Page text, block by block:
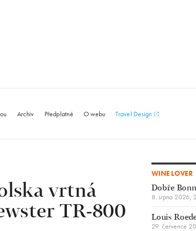
Archiv Předplatné O webu Travel Design
vrtná
TR-800
WINE LOVER
Dobře
8. srpna 2026,
Louis
29. července